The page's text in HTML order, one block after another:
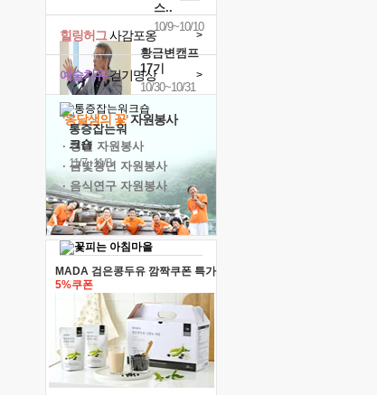
스..
10/9~10/10
황금변캠프
17기
10/30~10/31
통증잡는워
크숍
11/7~11/8
예술치유걷기명상 >
힐링허그사감포옹 >
'옹달샘의 꽃'자원봉사
· 청년 자원봉사
· 금빛청년 자원봉사
· 음식연구 자원봉사
MADA 검은콩두유 깜짝쿠폰 특가
5%쿠폰